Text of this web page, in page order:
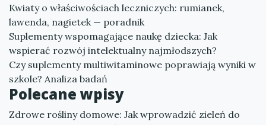
Kwiaty o właściwościach leczniczych: rumianek,
lawenda, nagietek — poradnik
Suplementy wspomagające naukę dziecka: Jak
wspierać rozwój intelektualny najmłodszych?
Czy suplementy multiwitaminowe poprawiają wyniki w
szkole? Analiza badań
Polecane wpisy
Zdrowe rośliny domowe: Jak wprowadzić zieleń do